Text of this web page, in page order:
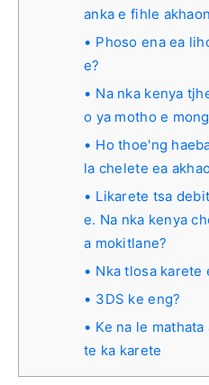
anka e fihle
Phoso ena ea
e?
Na nka kenya
o ya motho e
Ho thoe'ng
la chelete ea
Likarete tsa
e. Na nka kenya
a mokitlane?
Nka tlosa karete
3DS ke eng?
Ke na le
te ka karete